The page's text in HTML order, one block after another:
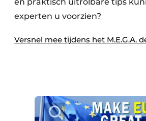
experten u voorzien?
Versnel mee tijdens het M.E.G.A.